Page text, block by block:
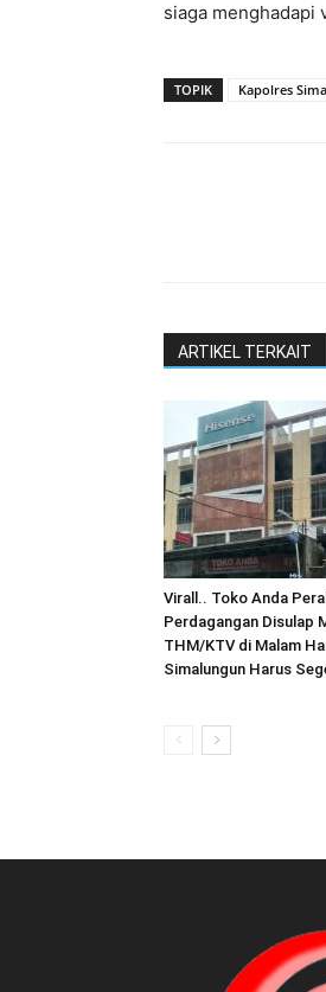
siaga menghadapi
TOPIK Kapolres
ARTIKEL TERKAIT
Virall.. Toko Anda
Perdagangan Disulap
THM/KTV di Malam
Simalungun Harus